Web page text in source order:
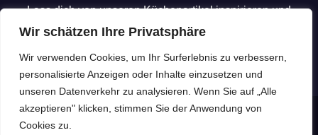
Wir schätzen Ihre Privatsphäre
Wir verwenden Cookies, um Ihr Surferlebnis zu verbessern,
personalisierte Anzeigen oder Inhalte einzusetzen und
unseren Datenverkehr zu analysieren. Wenn Sie auf „Alle
akzeptieren" klicken, stimmen Sie der Anwendung von
Cookies zu.
Lass dich von unseren Küchenartikel inspirieren und
optimiere deine kulinarischen Fähigkeiten mit unseren
praktischen Tipps und Tricks.